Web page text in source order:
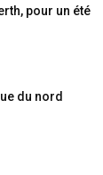
pour un été
du nord